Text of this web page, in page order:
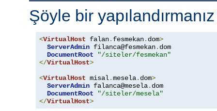
Şöyle bir
<VirtualHost falan. fesmekan. dom>
ServerAdmin filanca@fesmekan. dom
DocumentRoot
"/siteler/fesmekan"
</VirtualHost>
<VirtualHost misal.mesela. dom>
ServerAdmin falanca@mesela. dom
DocumentRoot
"/siteler/mesela"
</VirtualHost>